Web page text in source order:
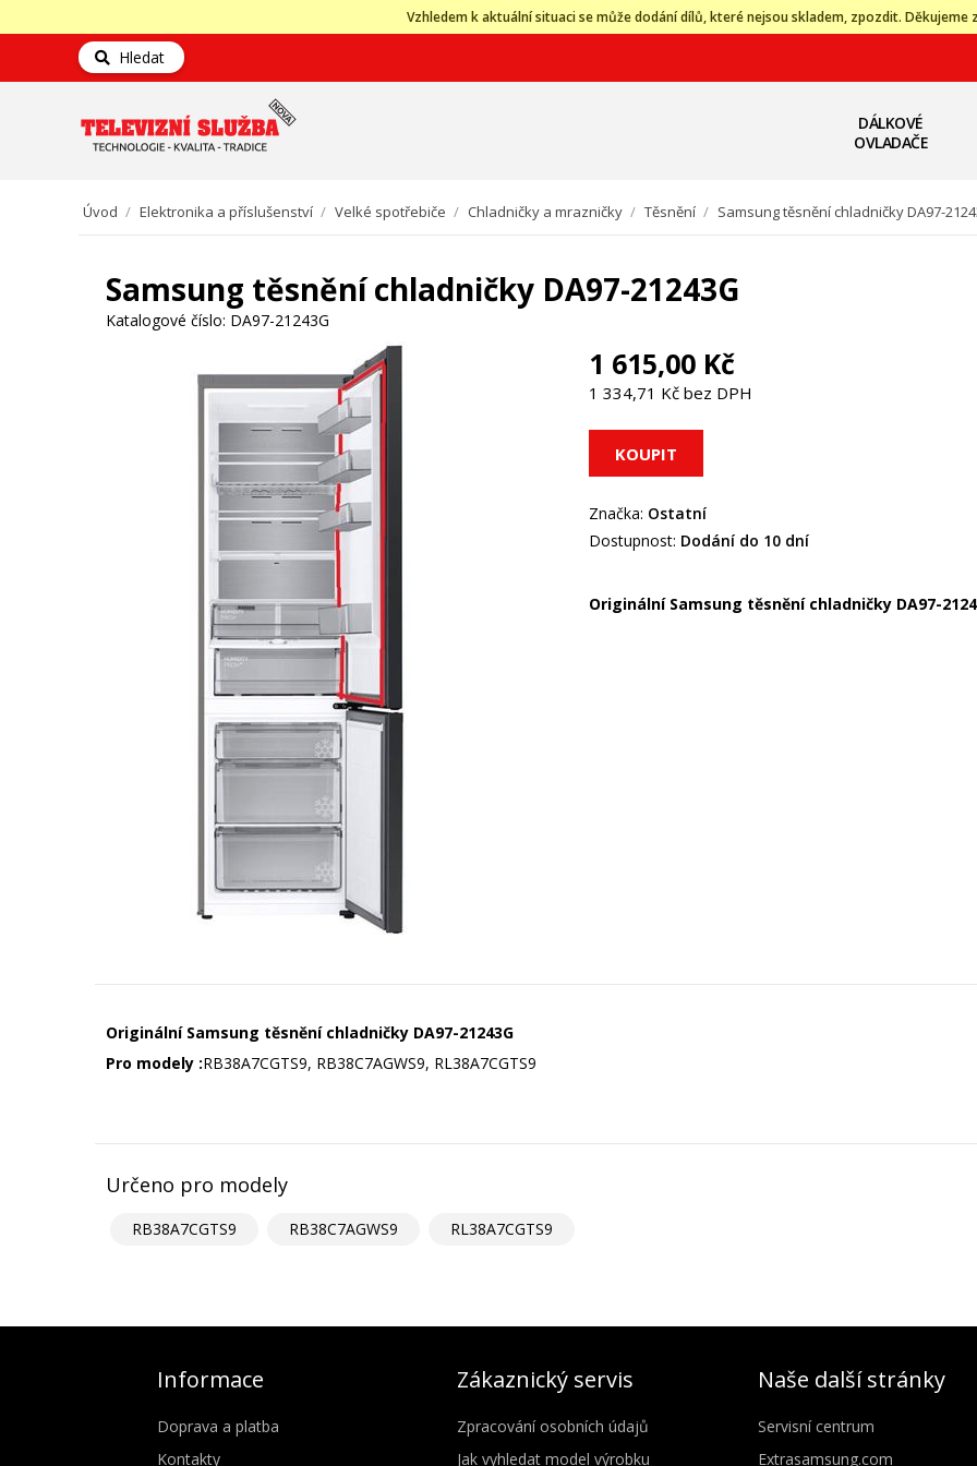
Vzhledem k aktuální situaci se může dodání dílů, které nejsou skladem, zpozdit. Děkujeme
Hledat
DÁLKOVÉ
OVLADAČE
Úvod / Elektronika a příslušenství / Velké spotřebiče / Chladničky a mrazničky / Těsnění / Samsung těsnění chladničky DA97-
Samsung těsnění chladničky DA97-21243G
Katalogové číslo: DA97-21243G
1 615,00 Kč
1 334,71 Kč bez DPH
Značka: Ostatní
Dostupnost: Dodání do 10 dní
Originální Samsung těsnění chladničky DA97-
Originální Samsung těsnění chladničky DA97-21243G
Pro modely :RB38A7CGTS9, RB38C7AGWS9, RL38A7CGTS9
Určeno pro modely
RB38A7CGTS9 RB38C7AGWS9 RL38A7CGTS9
Informace
Doprava a platba
Kontakty
Zákaznický servis
Zpracování osobních údajů
Jak vyhledat model výrobku
Naše další stránky
Servisní centrum
Extrasamsung.com